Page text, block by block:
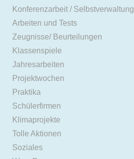
Konferenzarbeit / Selbstverwaltung
Arbeiten und Tests
Zeugnisse/ Beurteilungen
Klassenspiele
Jahresarbeiten
Projektwochen
Praktika
Schülerfirmen
Klimaprojekte
Tolle Aktionen
Soziales